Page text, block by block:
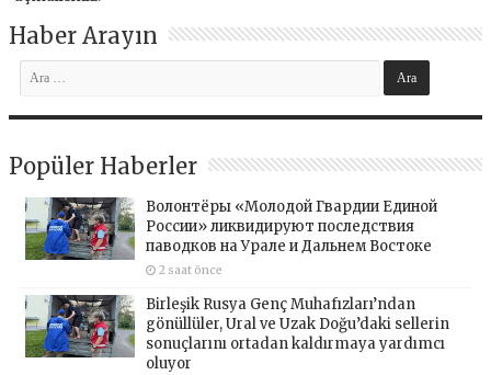
Haber Arayın
Popüler Haberler
Волонтёры «Молодой Гвардии Единой
России» ликвидируют последствия
паводков на Урале и Дальнем Востоке
2 saat önce
Birleşik Rusya Genç Muhafızları’ndan
gönüllüler, Ural ve Uzak Doğu’daki sellerin
sonuçlarını ortadan kaldırmaya yardımcı
oluyor